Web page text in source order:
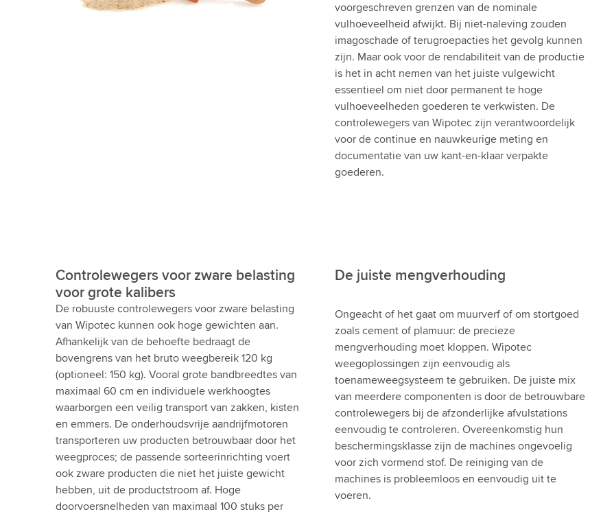
voorgeschreven grenzen van de nominale
vulhoeveelheid afwijkt. Bij niet-naleving zouden
imagoschade of terugroepacties het gevolg kunnen
zijn. Maar ook voor de rendabiliteit van de productie
is het in acht nemen van het juiste vulgewicht
essentieel om niet door permanent te hoge
vulhoeveelheden goederen te verkwisten. De
controlewegers van Wipotec zijn verantwoordelijk
voor de continue en nauwkeurige meting en
documentatie van uw kant-en-klaar verpakte
goederen.
Controlewegers voor zware belasting
voor grote kalibers
De robuuste controlewegers voor zware belasting
van Wipotec kunnen ook hoge gewichten aan.
Afhankelijk van de behoefte bedraagt de
bovengrens van het bruto weegbereik 120 kg
(optioneel: 150 kg). Vooral grote bandbreedtes van
maximaal 60 cm en individuele werkhoogtes
waarborgen een veilig transport van zakken, kisten
en emmers. De onderhoudsvrije aandrijfmotoren
transporteren uw producten betrouwbaar door het
weegproces; de passende sorteerinrichting voert
ook zware producten die niet het juiste gewicht
hebben, uit de productstroom af. Hoge
doorvoersnelheden van maximaal 100 stuks per
De juiste mengverhouding
Ongeacht of het gaat om muurverf of om stortgoed
zoals cement of plamuur: de precieze
mengverhouding moet kloppen. Wipotec
weegoplossingen zijn eenvoudig als
toenameweegsysteem te gebruiken. De juiste mix
van meerdere componenten is door de betrouwbare
controlewegers bij de afzonderlijke afvulstations
eenvoudig te controleren. Overeenkomstig hun
beschermingsklasse zijn de machines ongevoelig
voor zich vormend stof. De reiniging van de
machines is probleemloos en eenvoudig uit te
voeren.